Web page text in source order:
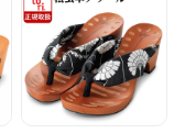
物 履物 可愛い おし
ゃれ ファッション
カジュアル mizutori